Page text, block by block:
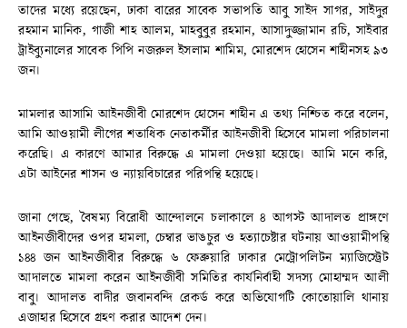
তাদের মধ্যে রয়েছেন, ঢাকা বারের সাবেক সভাপতি আবু সাইদ সাগর, সাইদুর
রহমান মানিক, গাজী শাহ আলম, মাহবুবুর রহমান, আসাদুজ্জামান রচি, সাইবার
ট্রাইব্যুনালের সাবেক পিপি নজরুল ইসলাম শামিম, মোরশেদ হোসেন শাহীনসহ ৯৩
জন।
মামলার আসামি আইনজীবী মোরশেদ হোসেন শাহীন এ তথ্য নিশ্চিত করে বলেন,
আমি আওয়ামী লীগের শতাধিক নেতাকর্মীর আইনজীবী হিসেবে মামলা পরিচালনা
করেছি। এ কারণে আমার বিরুদ্ধে এ মামলা দেওয়া হয়েছে। আমি মনে করি,
এটা আইনের শাসন ও ন্যায়বিচারের পরিপন্থি হয়েছে।
জানা গেছে, বৈষম্য বিরোধী আন্দোলনে চলাকালে ৪ আগস্ট আদালত প্রাঙ্গণে
আইনজীবীদের ওপর হামলা, চেম্বার ভাঙচুর ও হত্যাচেষ্টার ঘটনায় আওয়ামীপন্থি
১৪৪ জন আইনজীবীর বিরুদ্ধে ৬ ফেব্রুয়ারি ঢাকার মেট্রোপলিটন ম্যাজিস্ট্রেট
আদালতে মামলা করেন আইনজীবী সমিতির কার্যনির্বাহী সদস্য মোহাম্মদ আলী
বাবু। আদালত বাদীর জবানবন্দি রেকর্ড করে অভিযোগটি কোতোয়ালি থানায়
এজাহার হিসেবে গ্রহণ করার আদেশ দেন।